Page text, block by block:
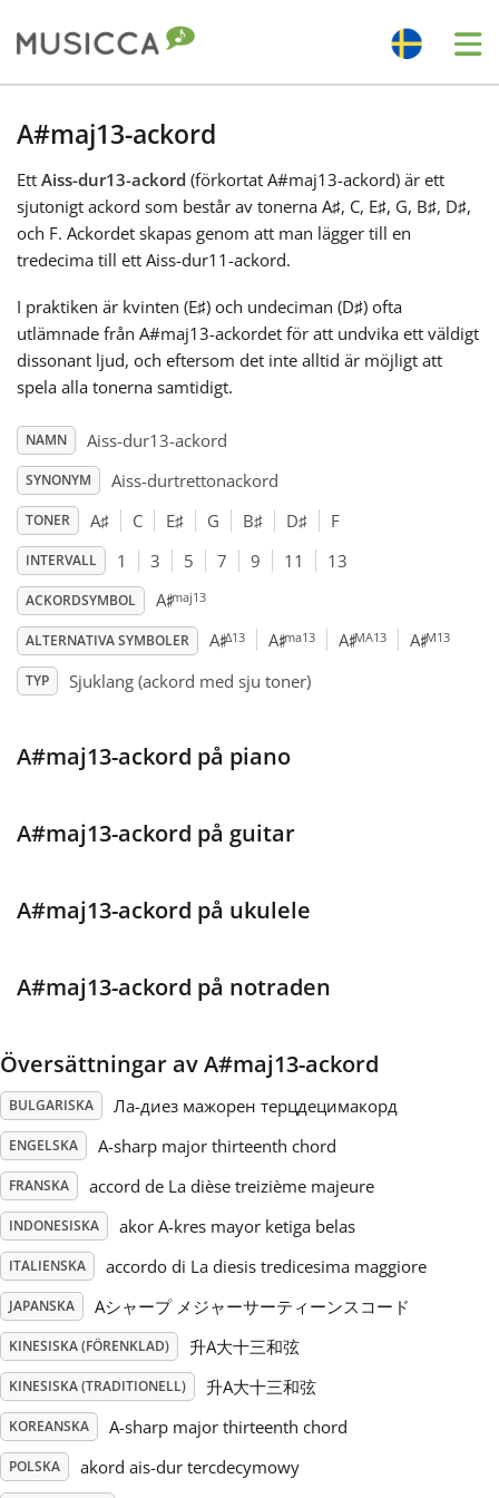
Български
Dansk
Deutsch
Español
Français
한국어
हिन्दी
Italiano
日本語
Polski
Svenska
Tiếng Việt
Türkçe
简体中文
繁體中文
A#maj13-ackord
Ett Aiss-dur13-ackord (förkortat A#maj13-ackord) är ett
sjutonigt ackord som består av tonerna A♯, C, E♯, G, B♯, D♯,
och F. Ackordet skapas genom att man lägger till en
tredecima till ett Aiss-dur11-ackord.
I praktiken är kvinten (E♯) och undeciman (D♯) ofta
utlämnade från A#maj13-ackordet för att undvika ett väldigt
dissonant ljud, och eftersom det inte alltid är möjligt att
spela alla tonerna samtidigt.
NAMN Aiss-dur13-ackord
SYNONYM Aiss-durtrettonackord
TONER A♯ C E♯ G B♯ D♯ F
INTERVALL 1 3 5 7 9 11 13
ACKORDSYMBOL A♯maj13
ALTERNATIVA SYMBOLER A♯Δ13 A♯ma13 A♯MA13 A♯M13
TYP Sjuklang (ackord med sju toner)
A#maj13-ackord på piano
A#maj13-ackord på guitar
A#maj13-ackord på ukulele
A#maj13-ackord på notraden
Översättningar av A#maj13-ackord
BULGARISKA Ла-диез мажорен терцдецимакорд
ENGELSKA A-sharp major thirteenth chord
FRANSKA accord de La dièse treizième majeure
INDONESISKA akor A-kres mayor ketiga belas
ITALIENSKA accordo di La diesis tredicesima maggiore
JAPANSKA Aシャープ メジャーサーティーンスコード
KINESISKA (FÖRENKLAD) 升A大十三和弦
KINESISKA (TRADITIONELL) 升A大十三和弦
KOREANSKA A-sharp major thirteenth chord
POLSKA akord ais-dur tercdecymowy